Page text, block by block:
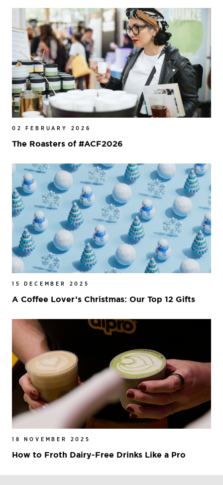
02 FEBRUARY 2026
The Roasters of #ACF2026
15 DECEMBER 2025
A Coffee Lover’s Christmas: Our Top 12 Gifts
18 NOVEMBER 2025
How to Froth Dairy-Free Drinks Like a Pro